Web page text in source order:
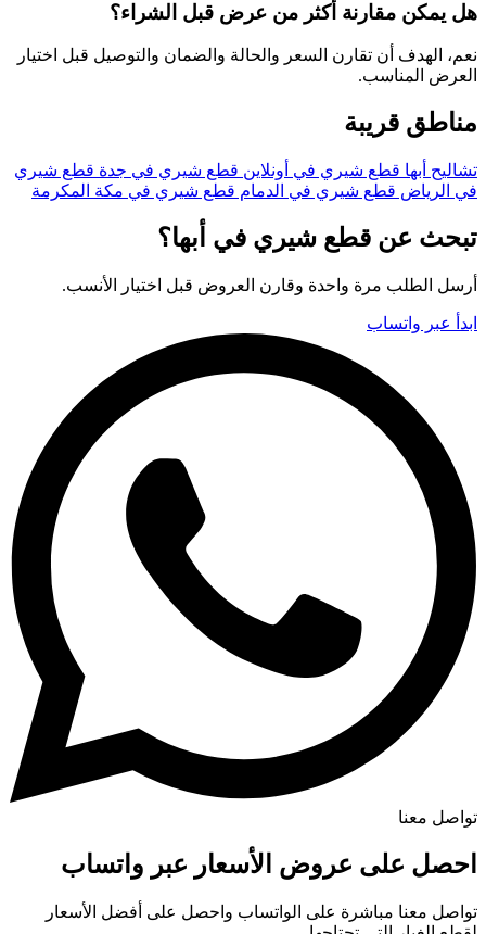
هل يمكن مقارنة أكثر من عرض قبل الشراء؟
نعم، الهدف أن تقارن السعر والحالة والضمان والتوصيل قبل اختيار
العرض المناسب.
مناطق قريبة
تشاليح أبها قطع شيري في أونلاين قطع شيري في جدة قطع شيري
في الرياض قطع شيري في الدمام قطع شيري في مكة المكرمة
تبحث عن قطع شيري في أبها؟
أرسل الطلب مرة واحدة وقارن العروض قبل اختيار الأنسب.
ابدأ عبر واتساب
تواصل معنا
احصل على عروض الأسعار عبر واتساب
تواصل معنا مباشرة على الواتساب واحصل على أفضل الأسعار